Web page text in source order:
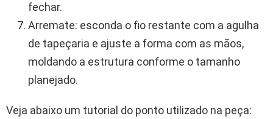
fechar.
Arremate: esconda o fio restante com a agulha
de tapeçaria e ajuste a forma com as mãos,
moldando a estrutura conforme o tamanho
planejado.
Veja abaixo um tutorial do ponto utilizado na peça: